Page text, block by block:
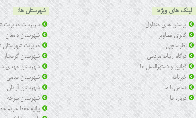
شهرستان ها:
سرپرست مدیریت
شهرستان دامغان
مدیریت شهرستان
شهرستان گرمسار
شهرستان مهدی
شهرستان میامی
شهرستان آرادان
شهرستان سرخه
بیانیه حفظ حریم
لینک های ویژه:
پرسش های متداول
گالری تصاویر
نظرسنجی
درگاه ارتباط مردمی
قوانین و دستورالعمل ها
خبرنامه
تماس با ما
درباره ما